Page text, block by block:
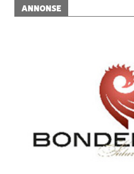
ANNONSE